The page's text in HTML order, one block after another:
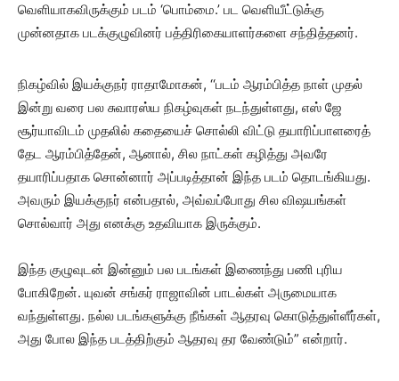
வெளியாகவிருக்கும் படம் ‘பொம்மை.’ பட வெளியீட்டுக்கு
முன்னதாக படக்குழுவினர் பத்திரிகையாளர்களை சந்தித்தனர்.
நிகழ்வில் இயக்குநர் ராதாமோகன், ‘‘படம் ஆரம்பித்த நாள் முதல்
இன்று வரை பல சுவாரஸ்ய நிகழ்வுகள் நடந்துள்ளது, எஸ் ஜே
சூர்யாவிடம் முதலில் கதையைச் சொல்லி விட்டு தயாரிப்பாளரைத்
தேட ஆரம்பித்தேன், ஆனால், சில நாட்கள் கழித்து அவரே
தயாரிப்பதாக சொன்னார் அப்படித்தான் இந்த படம் தொடங்கியது.
அவரும் இயக்குநர் என்பதால், அவ்வப்போது சில விஷயங்கள்
சொல்வார் அது எனக்கு உதவியாக இருக்கும்.
இந்த குழுவுடன் இன்னும் பல படங்கள் இணைந்து பணி புரிய
போகிறேன். யுவன் சங்கர் ராஜாவின் பாடல்கள் அருமையாக
வந்துள்ளது. நல்ல படங்களுக்கு நீங்கள் ஆதரவு கொடுத்துள்ளீர்கள்,
அது போல இந்த படத்திற்கும் ஆதரவு தர வேண்டும்” என்றார்.